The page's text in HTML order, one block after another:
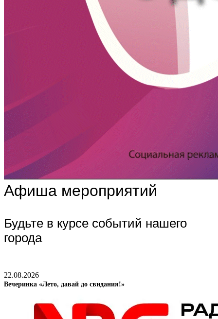
Афиша мероприятий
Будьте в курсе событий нашего
города
22.08.2026
Вечеринка «Лето, давай до свидания!»